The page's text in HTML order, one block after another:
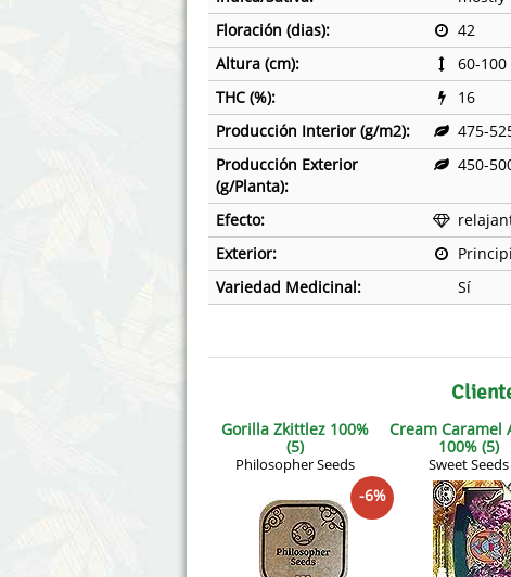
Floración (dias):
42
Altura (cm):
60-
THC (%):
16
Producción Interior (g/m2):
475-
Producción Exterior
(g/Planta):
450-
Efecto:
Exterior:
Variedad Medicinal:
Sí
Gorilla Zkittlez 100%
(5)
Philosopher Seeds
-6%
Cream Caramel
100% (5)
Sweet Seeds